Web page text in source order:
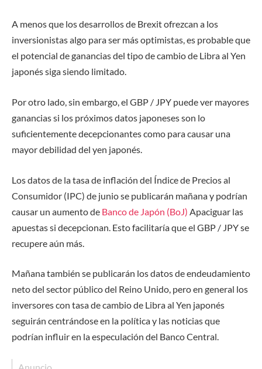
A menos que los desarrollos de Brexit ofrezcan a los
inversionistas algo para ser más optimistas, es probable que
el potencial de ganancias del tipo de cambio de Libra al Yen
japonés siga siendo limitado.
Por otro lado, sin embargo, el GBP / JPY puede ver mayores
ganancias si los próximos datos japoneses son lo
suficientemente decepcionantes como para causar una
mayor debilidad del yen japonés.
Los datos de la tasa de inflación del Índice de Precios al
Consumidor (IPC) de junio se publicarán mañana y podrían
causar un aumento de Banco de Japón (BoJ) Apaciguar las
apuestas si decepcionan. Esto facilitaría que el GBP / JPY se
recupere aún más.
Mañana también se publicarán los datos de endeudamiento
neto del sector público del Reino Unido, pero en general los
inversores con tasa de cambio de Libra al Yen japonés
seguirán centrándose en la política y las noticias que
podrían influir en la especulación del Banco Central.